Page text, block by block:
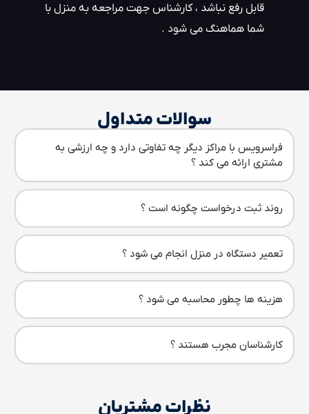
قابل رفع نباشد ، کارشناس جهت مراجعه به منزل با
شما هماهنگ می شود .
سوالات متداول
فراسرویس با مراکز دیگر چه تفاوتی دارد و چه ارزشی به
مشتری ارائه می کند ؟
روند ثبت درخواست چگونه است ؟
تعمیر دستگاه در منزل انجام می شود ؟
هزینه ها چطور محاسبه می شود ؟
کارشناسان مجرب هستند ؟
نظرات مشتریان